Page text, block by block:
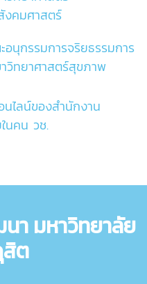
งคมศาสตร์
นุกรรมการจริยธรรมการ
วิทยาศาสตร์สุขภาพ
นไลน์ของสำนักงาน
นคน วช.
า มหาวิทยาลัย
ต